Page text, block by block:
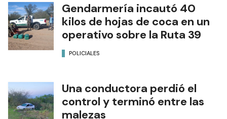
Gendarmería incautó 40
kilos de hojas de coca en un
operativo sobre la Ruta 39
POLICIALES
Una conductora perdió el
control y terminó entre las
malezas